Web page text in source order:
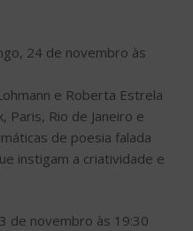
24 de novembro às
e Roberta Estrela
Paris, Rio de Janeiro e
de poesia falada
instigam a criatividade e
de novembro às 19:30